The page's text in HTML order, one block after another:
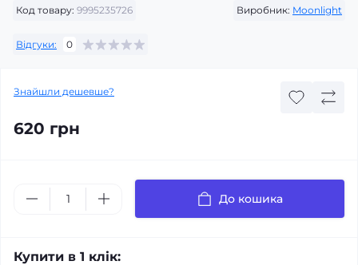
Код товару: 9995235726 Виробник: Moonlight
Відгуки: 0
Знайшли дешевше?
620 грн
До кошика
Купити в 1 клік: